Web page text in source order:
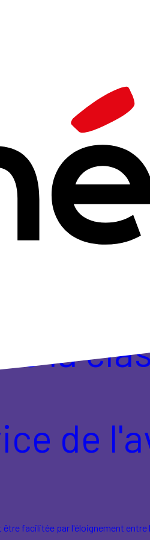
des
en
la
de
facilitée par l'éloignement